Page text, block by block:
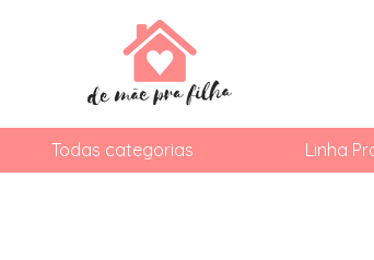
Todas categorias Linha